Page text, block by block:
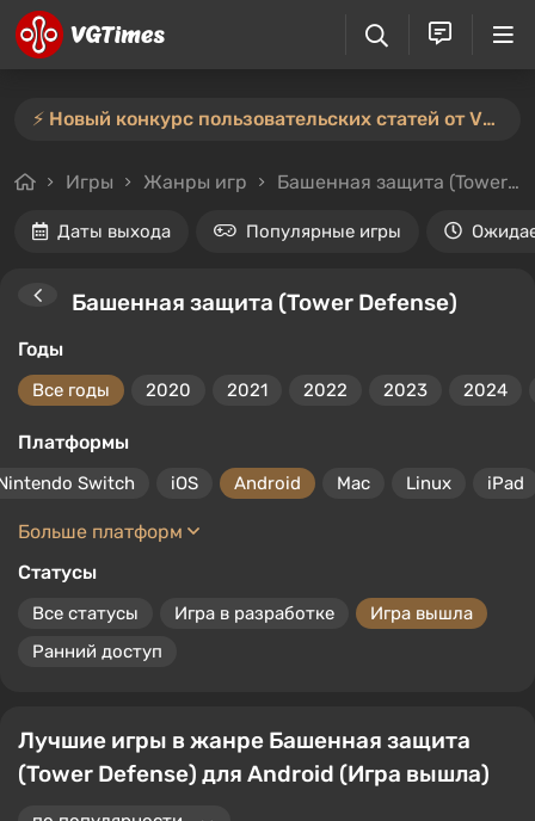
⚡️ Новый конкурс пользовательских статей от VGTimes — участвуйте тут ⚡️
Игры Жанры игр Башенная защита (Tower Defense)
Даты выхода Популярные игры
Башенная защита (Tower Defense)
Годы
Все годы 2020 2021 2022 2023 2024
Платформы
Switch iOS Android Mac Linux iPad
Больше платформ
Статусы
Все статусы Игра в разработке
Игра вышла
Ранний доступ
Лучшие игры в жанре Башенная защита
(Tower Defense) для Android (Игра вышла)